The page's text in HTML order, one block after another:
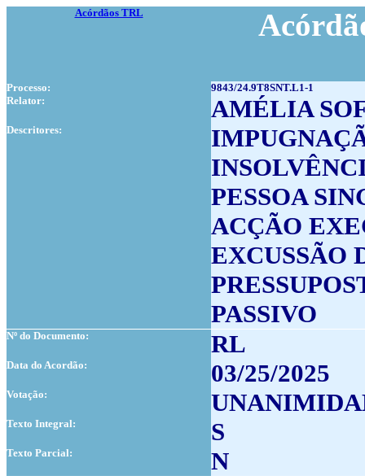
Acórdãos TRL
Processo:
9843/24.9T8SNT.L1-1
Relator:
AMÉLIA
Descritores:
PESSOA
ACÇÃO
EXCUSSÃO
PASSIVO
Nº do Documento: RL
Data do Acordão: 03/25/2025
Votação:
Texto Integral: S
Texto Parcial: N